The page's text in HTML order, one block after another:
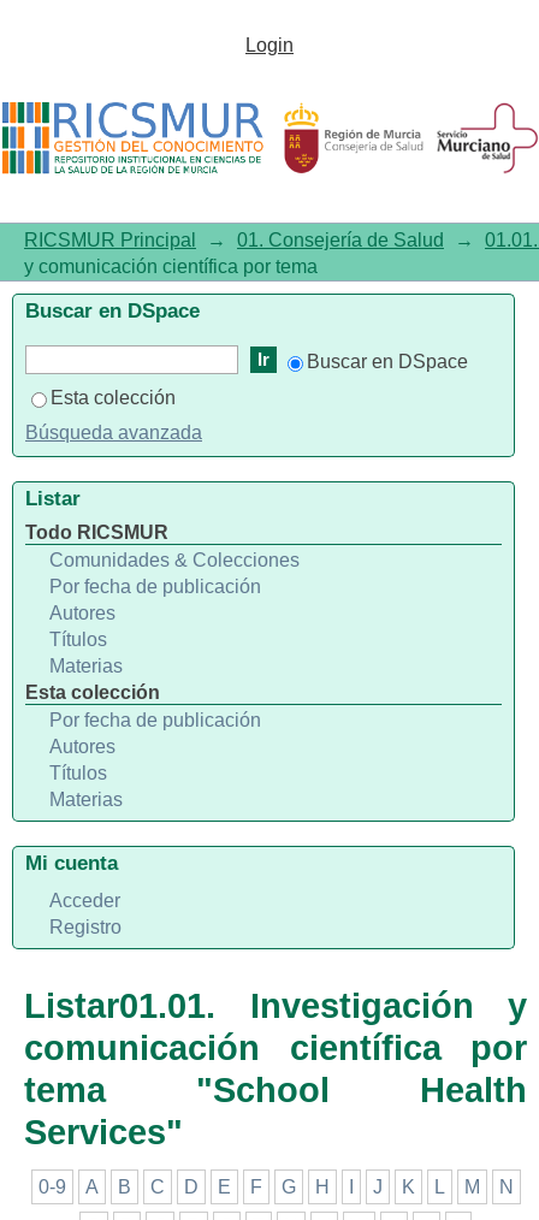
Listar01.01. Investigación y
tema "School Health Services"
Login
RICSMUR Principal → 01. Consejería de Salud →
y comunicación científica por tema
Listar01.01. Investigación y
comunicación científica por
tema "School Health
Services"
0-9 A B C D E F G H J K L M N
Buscar en DSpace
Buscar en DSpace
Esta colección
Búsqueda avanzada
Listar
Todo RICSMUR
Comunidades & Colecciones
Por fecha de publicación
Autores
Títulos
Materias
Esta colección
Por fecha de publicación
Autores
Títulos
Materias
Mi cuenta
Acceder
Registro